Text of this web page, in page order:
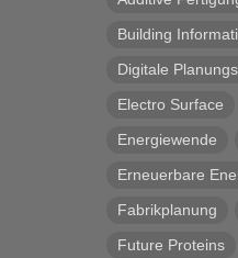
Building
Digitale
Electro Surface
Energiewende
Erneuerbare
Fabrikplanung
Future Proteins